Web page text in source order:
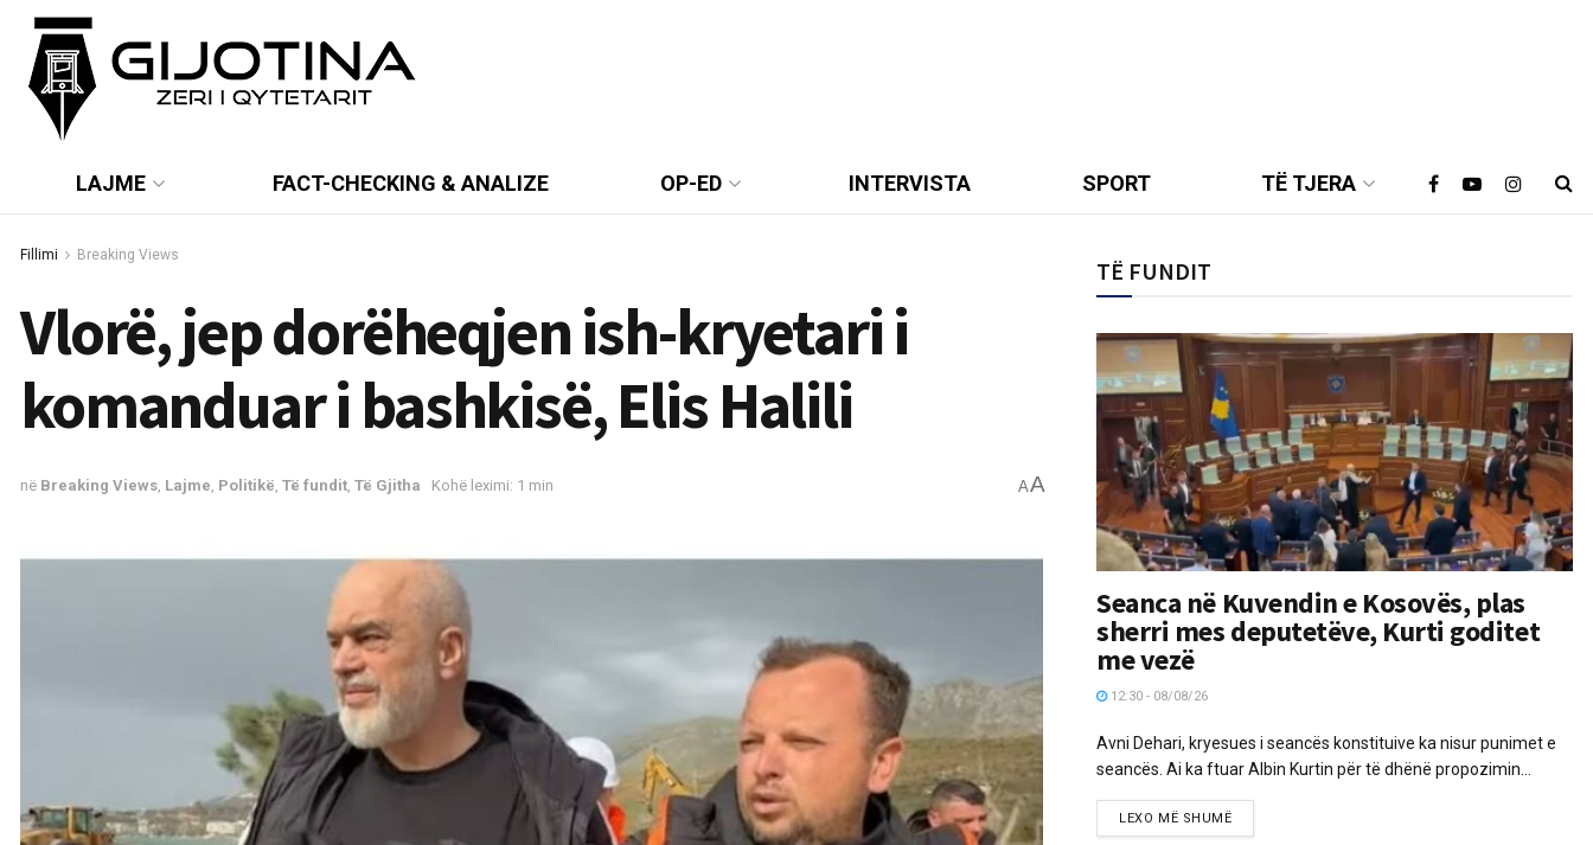
LAJME FACT-CHECKING & ANALIZE OP-ED INTERVISTA SPORT TË TJERA
Fillimi Breaking Views
Vlorë, jep dorëheqjen ish-kryetari i
komanduar i bashkisë, Elis Halili
në Breaking Views Lajme Politikë Të fundit Të Gjitha Kohë leximi: 1 min AA
TË FUNDIT
Seanca në Kuvendin e Kosovës, plas
sherri mes deputetëve, Kurti goditet
me vezë
12:30 - 08/08/26
Avni Dehari, kryesues i seancës konstituive ka nisur punimet e
seancës. Ai ka ftuar Albin Kurtin për të dhënë propozimin...
LEXO MË SHUMË